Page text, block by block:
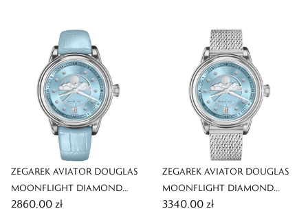
ZEGAREK AVIATOR DOUGLAS
MOONFLIGHT DIAMOND
EDITION
2860,00 zł
ZEGAREK AVIATOR DOUGLAS
MOONFLIGHT DIAMOND
EDITION
3340,00 zł